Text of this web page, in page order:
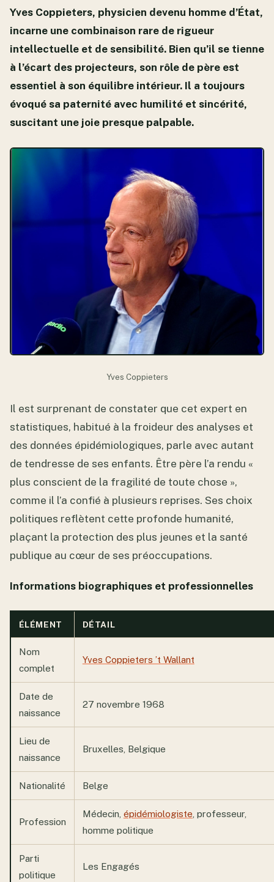
Yves Coppieters, physicien devenu homme d’État,
incarne une combinaison rare de rigueur
intellectuelle et de sensibilité. Bien qu’il se tienne
à l’écart des projecteurs, son rôle de père est
essentiel à son équilibre intérieur. Il a toujours
évoqué sa paternité avec humilité et sincérité,
suscitant une joie presque palpable.
Yves Coppieters
Il est surprenant de constater que cet expert en
statistiques, habitué à la froideur des analyses et
des données épidémiologiques, parle avec autant
de tendresse de ses enfants. Être père l’a rendu «
plus conscient de la fragilité de toute chose »,
comme il l’a confié à plusieurs reprises. Ses choix
politiques reflètent cette profonde humanité,
plaçant la protection des plus jeunes et la santé
publique au cœur de ses préoccupations.
Informations biographiques et professionnelles
ÉLÉMENT DÉTAIL
Nom
complet
Yves Coppieters ’t Wallant
Date de
naissance
27 novembre 1968
Lieu de
naissance
Bruxelles, Belgique
Nationalité Belge
Profession
Médecin, épidémiologiste , professeur,
homme politique
Parti
politique
Les Engagés